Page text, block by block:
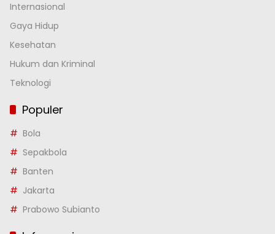
Internasional
Gaya Hidup
Kesehatan
Hukum dan Kriminal
Teknologi
Populer
Bola
Sepakbola
Banten
Jakarta
Prabowo Subianto